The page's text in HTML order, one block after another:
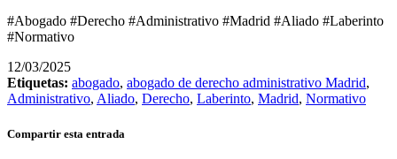
#Abogado #Derecho #Administrativo #Madrid #Aliado #Laberinto
#Normativo
12/03/2025
Etiquetas: abogado, abogado de derecho administrativo Madrid,
Administrativo, Aliado, Derecho, Laberinto, Madrid, Normativo
Compartir esta entrada